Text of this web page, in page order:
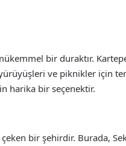
bir duraktır.
ve piknikler için
harika bir seçenektir.
bir şehirdir. Burada,